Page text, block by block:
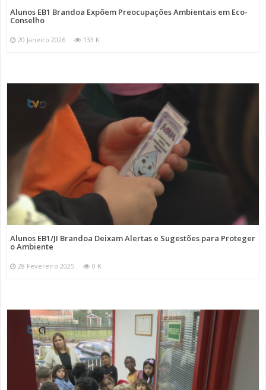
Alunos EB1 Brandoa Expõem Preocupações Ambientais em Eco-
Conselho
20 Janeiro 2026 133 K
Alunos EB1/JI Brandoa Deixam Alertas e Sugestões para Proteger
o Ambiente
28 Fevereiro 2025 0 K